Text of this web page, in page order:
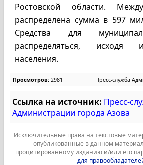
Ростовской области.
распределена сумма в 597
Средства для
распределяться, исходя
населения.
Просмотров: 2981 Пресс-служба
Ссылка на источник: Пресс-
Администрации города Азова
Исключительные права на текстовые
опубликованные в данном
процитированному изданию и/или его
для